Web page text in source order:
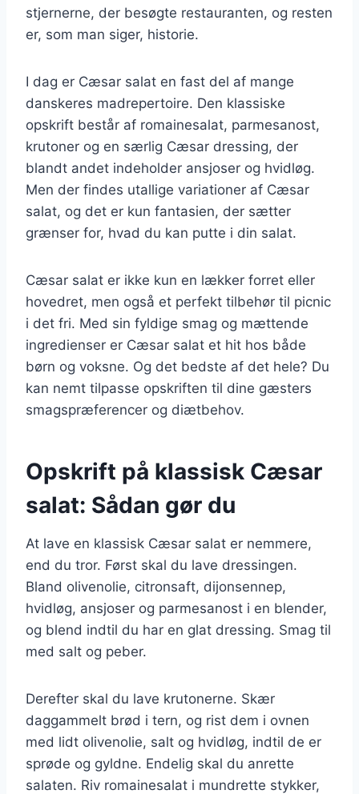
stjernerne, der besøgte restauranten, og resten
er, som man siger, historie.
I dag er Cæsar salat en fast del af mange
danskeres madrepertoire. Den klassiske
opskrift består af romainesalat, parmesanost,
krutoner og en særlig Cæsar dressing, der
blandt andet indeholder ansjoser og hvidløg.
Men der findes utallige variationer af Cæsar
salat, og det er kun fantasien, der sætter
grænser for, hvad du kan putte i din salat.
Cæsar salat er ikke kun en lækker forret eller
hovedret, men også et perfekt tilbehør til picnic
i det fri. Med sin fyldige smag og mættende
ingredienser er Cæsar salat et hit hos både
børn og voksne. Og det bedste af det hele? Du
kan nemt tilpasse opskriften til dine gæsters
smagspræferencer og diætbehov.
Opskrift på klassisk Cæsar
salat: Sådan gør du
At lave en klassisk Cæsar salat er nemmere,
end du tror. Først skal du lave dressingen.
Bland olivenolie, citronsaft, dijonsennep,
hvidløg, ansjoser og parmesanost i en blender,
og blend indtil du har en glat dressing. Smag til
med salt og peber.
Derefter skal du lave krutonerne. Skær
daggammelt brød i tern, og rist dem i ovnen
med lidt olivenolie, salt og hvidløg, indtil de er
sprøde og gyldne. Endelig skal du anrette
salaten. Riv romainesalat i mundrette stykker,